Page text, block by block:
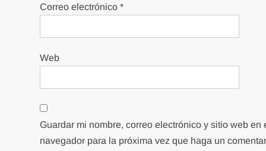
Correo electrónico*
Web
Guardar mi nombre, correo electrónico y sitio web en
navegador para la próxima vez que haga un